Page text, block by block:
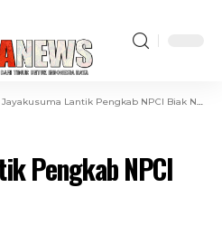
Jayakusuma Lantik Pengkab NPCI Biak Numfor
Pengkab NPCI